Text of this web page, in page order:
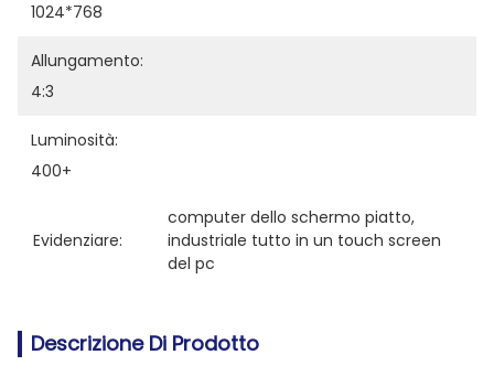
1024*768
Allungamento:
4:3
Luminosità:
400+
Evidenziare:
computer dello schermo piatto,
industriale tutto in un touch screen
del pc
Descrizione Di Prodotto